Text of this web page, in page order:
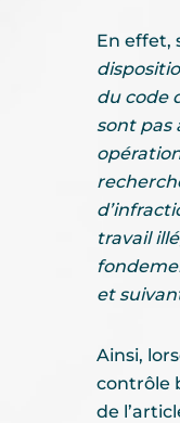
En effet,
du code
sont pas
travail
et
Ainsi,
contrôle
de